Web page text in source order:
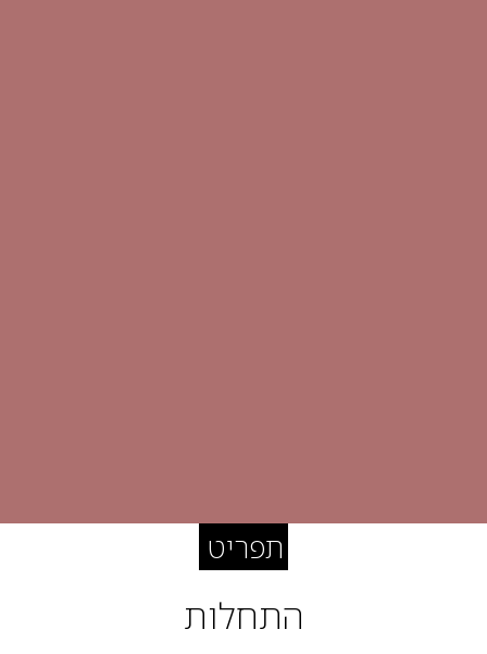
תפריט
התחלות